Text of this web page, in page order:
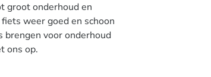
groot onderhoud en
weer goed en schoon
voor onderhoud
ons op.